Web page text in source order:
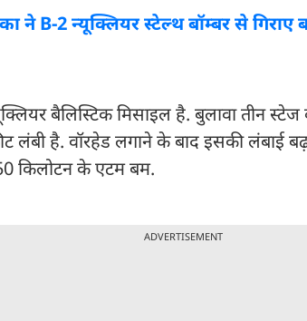
ने B-2 न्यूक्लियर स्टेल्थ बॉम्बर से गिराए
बैलिस्टिक मिसाइल है. बुलावा तीन
लंबी है. वॉरहेड लगाने के बाद इसकी लंबाई
किलोटन के एटम बम.
ADVERTISEMENT